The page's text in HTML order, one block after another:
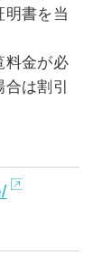
書を当
料金が必
は割引